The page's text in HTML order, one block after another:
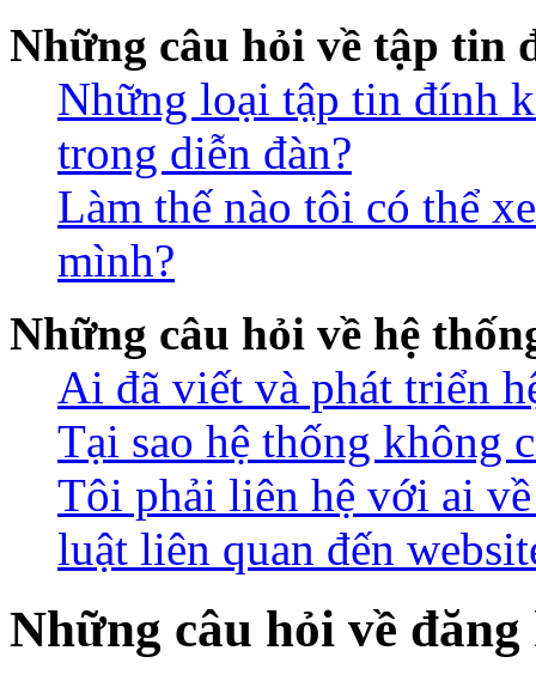
Những câu hỏi về tập tin
Những loại tập tin đính
trong diễn đàn?
Làm thế nào tôi có thể
mình?
Những câu hỏi về hệ
Ai đã viết và phát triển
Tại sao hệ thống không
Tôi phải liên hệ với ai
luật liên quan đến
Những câu hỏi về